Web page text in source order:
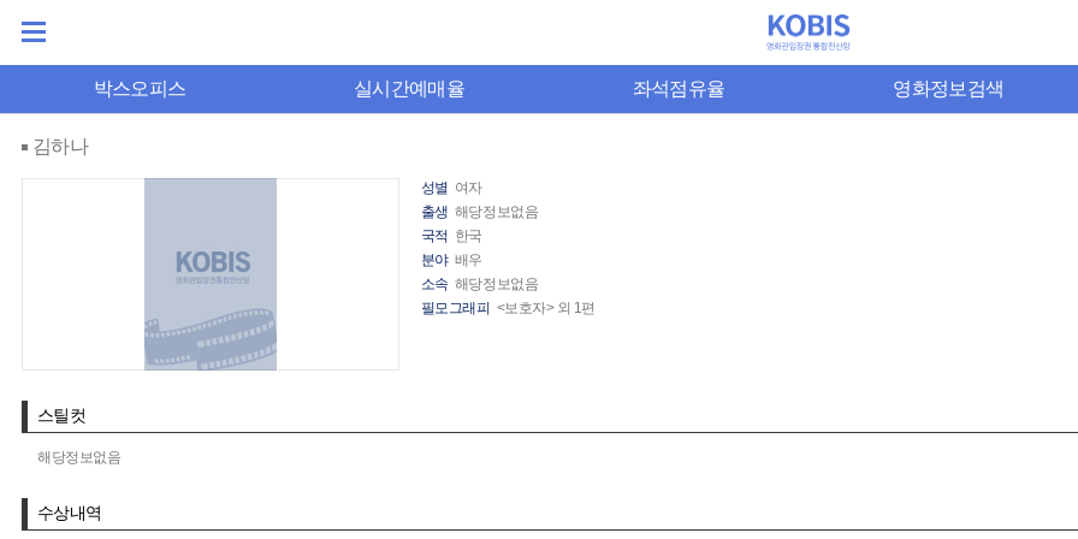
박스오피스 실시간예매율 좌석점유율 영화정보검색
김하나
성별 여자
출생 해당정보없음
국적 한국
분야 배우
소속 해당정보없음
필모그래피 <보호자> 외 1편
스틸컷
해당정보없음
수상내역